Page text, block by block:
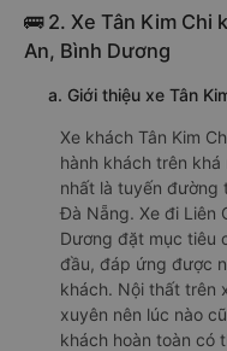
🚌 2. Xe Tân Kim Chi
An, Bình Dương
a. Giới thiệu xe Tân
Xe khách Tân Kim
hành khách trên
nhất là tuyến đường
Đà Nẵng. Xe đi Liên
Dương đặt mục tiêu
đầu, đáp ứng được
khách. Nội thất trên
xuyên nên lúc nào
khách hoàn toàn có